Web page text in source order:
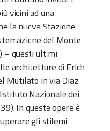
vicini ad una
la nuova Stazione
del Monte
– questi ultimi
architetture di Erich
Mutilato in via Diaz
Nazionale dei
In queste opere è
gli stilemi